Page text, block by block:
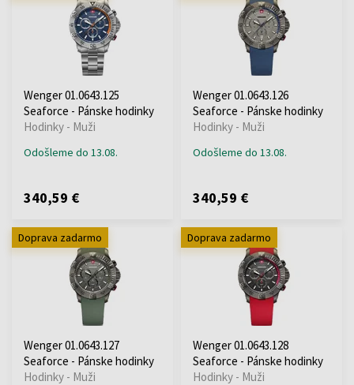
Wenger 01.0643.125
Seaforce - Pánske hodinky
Hodinky - Muži
Odošleme do 13.08.
340,59 €
Wenger 01.0643.126
Seaforce - Pánske hodinky
Hodinky - Muži
Odošleme do 13.08.
340,59 €
Doprava zadarmo
Wenger 01.0643.127
Seaforce - Pánske hodinky
Hodinky - Muži
Doprava zadarmo
Wenger 01.0643.128
Seaforce - Pánske hodinky
Hodinky - Muži